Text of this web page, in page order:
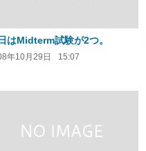
はMidterm試験が2つ。
年10月29日 15:07